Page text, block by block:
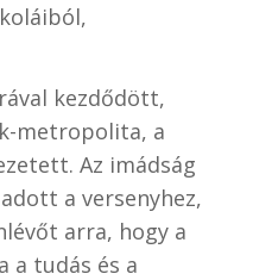
kezdődött,
metropolita, a
Az imádság
a versenyhez,
arra, hogy a
a tudás és a